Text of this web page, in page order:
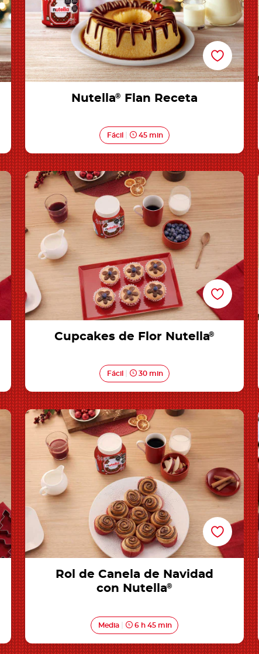
Nutella® Flan Receta
Fácil 45 min
Cupcakes de Flor Nutella®
Cupcakes de Flor Nutella®
Fácil 30 min
Rol de Canela de Navidad con Nutella®
Rol de Canela de Navidad
con Nutella®
Media 6 h 45 min